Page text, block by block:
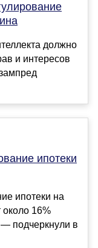
должно
и интересов
ипотеки
ипотеки на
около 16%
подчеркнули в